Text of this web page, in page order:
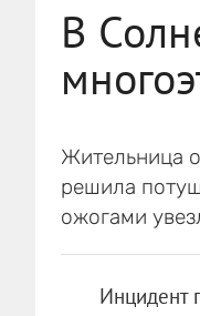
В
Жительница
решила
ожогами
Инцидент